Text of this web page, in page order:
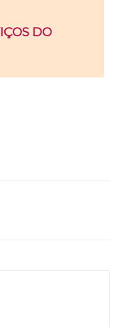
DO